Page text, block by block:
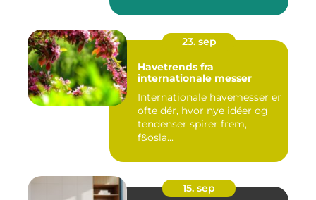
23. sep
Havetrends fra
internationale messer
Internationale havemesser er
ofte dér, hvor nye idéer og
tendenser spirer frem,
f&osla...
15. sep